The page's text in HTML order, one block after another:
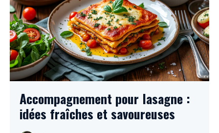
Accompagnement pour lasagne :
idées fraîches et savoureuses